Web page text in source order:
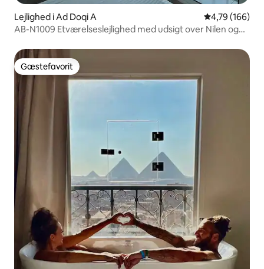
Lejlighed i Ad Doqi A 4,79 ud af 5 i
4,79 (166)
AB-N1009 Etværelseslejlighed med udsigt over Nilen og
Gæstefavorit
Gæstefavorit